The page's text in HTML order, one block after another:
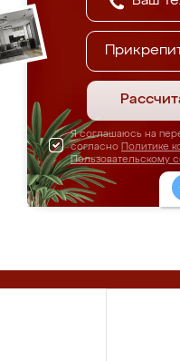
Я соглашаюсь на
согласно Политике
Пользовательскому